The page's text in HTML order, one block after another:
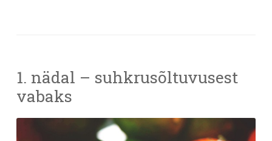
1. nädal – suhkrusõltuvusest
vabaks